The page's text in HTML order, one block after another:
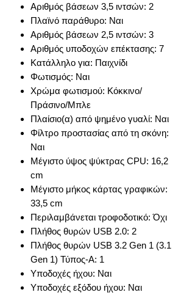
Αριθμός βάσεων 3,5 ιντσών: 2
Πλαϊνό παράθυρο: Ναι
Αριθμός βάσεων 2,5 ιντσών: 3
Αριθμός υποδοχών επέκτασης: 7
Κατάλληλο για: Παιχνίδι
Φωτισμός: Ναι
Χρώμα φωτισμού: Κόκκινο/
Πράσινο/Μπλε
Πλαίσιο(α) από ψημένο γυαλί: Ναι
Φίλτρο προστασίας από τη σκόνη:
Ναι
Μέγιστο ύψος ψύκτρας CPU: 16,2
cm
Μέγιστο μήκος κάρτας γραφικών:
33,5 cm
Περιλαμβάνεται τροφοδοτικό: Όχι
Πλήθος θυρών USB 2.0: 2
Πλήθος θυρών USB 3.2 Gen 1 (3.1
Gen 1) Τύπος-Α: 1
Υποδοχές ήχου: Ναι
Υποδοχές εξόδου ήχου: Ναι